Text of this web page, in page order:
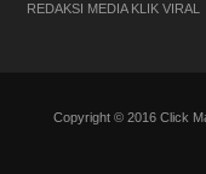
REDAKSI MEDIA KLIK VIRAL
Copyright © 2016 Click